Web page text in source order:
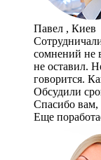
Павел , Киев
сомнений не
не оставил.
говорится.
Обсудили
Спасибо вам,
Еще